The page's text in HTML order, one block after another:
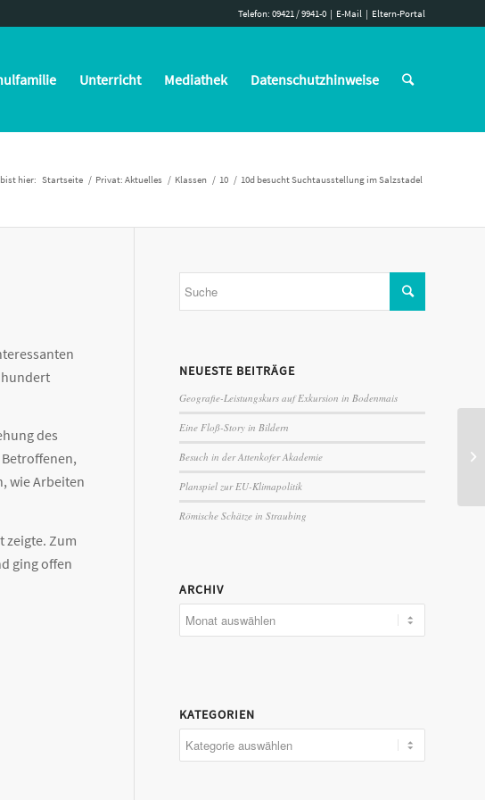
Telefon: 09421 / 9941-0 | E-Mail | Eltern-Portal
Unterricht Mediathek Datenschutzhinweise
hier: Startseite / Privat: Aktuelles / Klassen / 10 / 10d besucht Suchtausstellung im Salzstadel
hundert
des
wie Arbeiten
zeigte. Zum
ging offen
NEUESTE BEITRÄGE
Geografie-Leistungskurs auf Exkursion in Bodenmais
Eine Floß-Story in Bildern
Besuch in der Attenkofer Akademie
Planspiel zur EU-Klimapolitik
Römische Schätze in Straubing
ARCHIV
KATEGORIEN